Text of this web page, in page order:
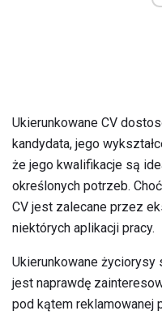
Ukierunkowane CV
kandydata, jego
że jego kwalifikacje są
określonych potrzeb.
CV jest zalecane przez
niektórych aplikacji pracy.
Ukierunkowane życiorysy
jest naprawdę
pod kątem reklamowanej